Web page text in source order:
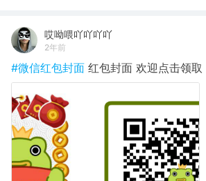
哎呦喂吖吖吖吖
2年前
#微信红包封面 红包封面 欢迎点击领取